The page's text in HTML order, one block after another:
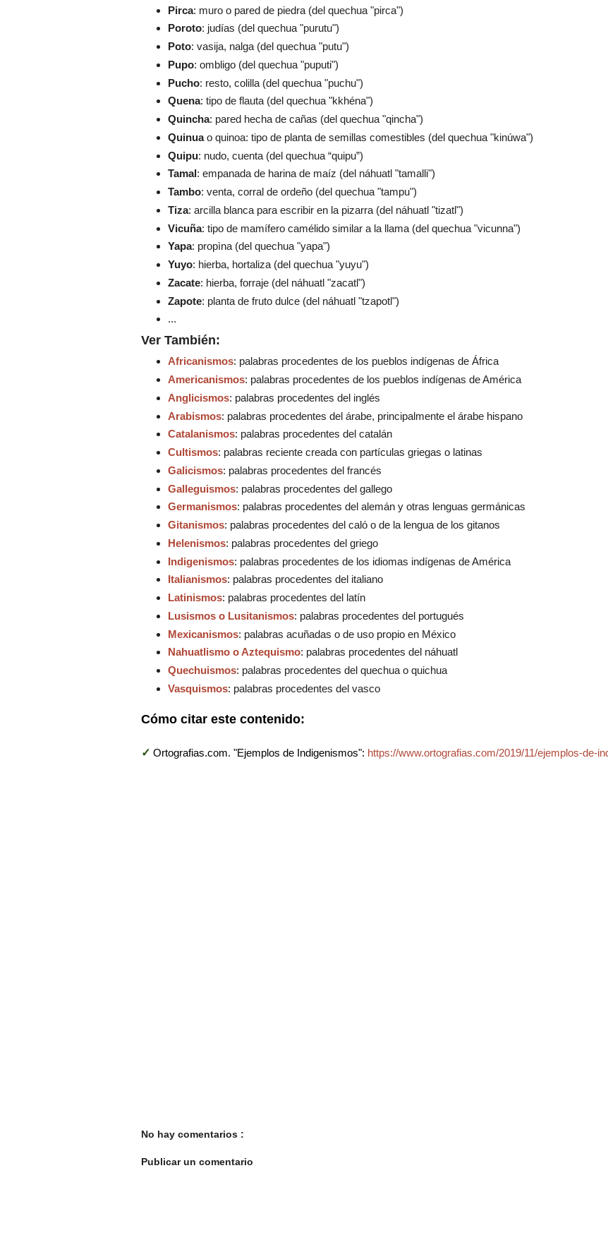
Pirca: muro o pared de piedra (del quechua "pirca")
Poroto: judías (del quechua "purutu")
Poto: vasija, nalga (del quechua "putu")
Pupo: ombligo (del quechua "puputi")
Pucho: resto, colilla (del quechua "puchu")
Quena: tipo de flauta (del quechua "kkhéna")
Quincha: pared hecha de cañas (del quechua "qincha")
Quinuao quinoa: tipo de planta de semillas comestibles (del quechua "kinúwa")
Quipu: nudo, cuenta (del quechua “quipu”)
Tamal: empanada de harina de maíz (del náhuatl "tamalli")
Tambo: venta, corral de ordeño (del quechua "tampu")
Tiza: arcilla blanca para escribir en la pizarra (del náhuatl "tizatl")
Vicuña: tipo de mamífero camélido similar a la llama (del quechua "vicunna")
Yapa: propìna (del quechua "yapa")
Yuyo: hierba, hortaliza (del quechua "yuyu")
Zacate: hierba, forraje (del náhuatl "zacatl")
Zapote: planta de fruto dulce (del náhuatl "tzapotl")
...
Ver También:
Africanismos: palabras procedentes de los pueblos indígenas de África
Americanismos: palabras procedentes de los pueblos indígenas de América
Anglicismos: palabras procedentes del inglés
Arabismos: palabras procedentes del árabe, principalmente el árabe hispano
Catalanismos: palabras procedentes del catalán
Cultismos: palabras reciente creada con partículas griegas o latinas
Galicismos: palabras procedentes del francés
Galleguismos: palabras procedentes del gallego
Germanismos: palabras procedentes del alemán y otras lenguas germánicas
Gitanismos: palabras procedentes del caló o de la lengua de los gitanos
Helenismos: palabras procedentes del griego
Indigenismos: palabras procedentes de los idiomas indígenas de América
Italianismos: palabras procedentes del italiano
Latinismos: palabras procedentes del latín
Lusismos o Lusitanismos: palabras procedentes del portugués
Mexicanismos: palabras acuñadas o de uso propio en México
Nahuatlismo o Aztequismo: palabras procedentes del náhuatl
Quechuismos: palabras procedentes del quechua o quichua
Vasquismos: palabras procedentes del vasco
Cómo citar este contenido:
✓ Ortografias.com. "Ejemplos de Indigenismos": https://www.ortografias.com/2019/11/ejemplos-de-
No hay comentarios :
Publicar un comentario